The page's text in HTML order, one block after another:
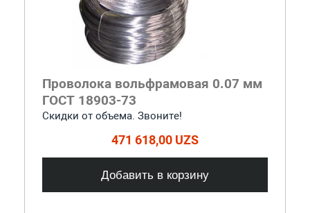
Проволока вольфрамовая 0.07 мм
ГОСТ 18903-73
Скидки от объема. Звоните!
471 618,00 UZS
Добавить в корзину